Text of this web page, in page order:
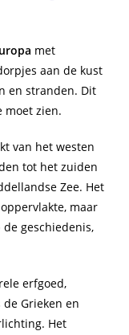
met
aan de kust
en stranden. Dit
moet zien.
van het westen
tot het zuiden
Zee. Het
maar
geschiedenis,
erfgoed,
Grieken en
Het